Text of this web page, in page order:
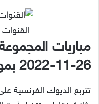
القنوات
مباريات
26-11-2022 بمونديال قطر 2022
تتربع الديوك الفرنسية